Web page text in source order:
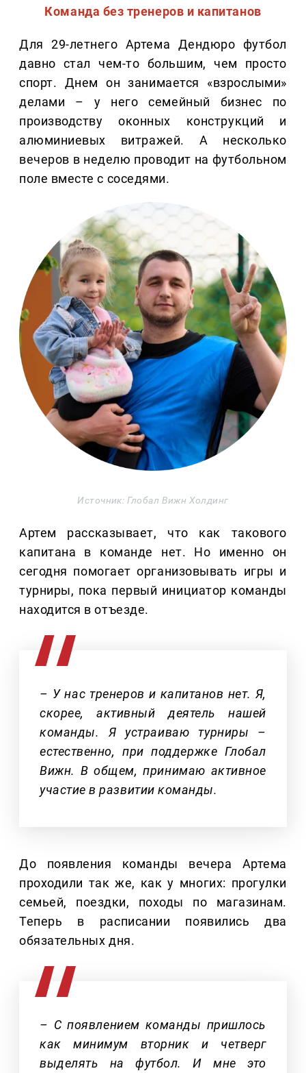
Команда без тренеров и капитанов
Для 29-летнего Артема Дендюро футбол
давно стал чем-то большим, чем просто
спорт. Днем он занимается «взрослыми»
делами – у него семейный бизнес по
производству оконных конструкций и
алюминиевых витражей. А несколько
вечеров в неделю проводит на футбольном
поле вместе с соседями.
Источник: Глобал Вижн Холдинг
Артем рассказывает, что как такового
капитана в команде нет. Но именно он
сегодня помогает организовывать игры и
турниры, пока первый инициатор команды
находится в отъезде.
– У нас тренеров и капитанов нет. Я,
скорее, активный деятель нашей
команды. Я устраиваю турниры –
естественно, при поддержке Глобал
Вижн. В общем, принимаю активное
участие в развитии команды.
До появления команды вечера Артема
проходили так же, как у многих: прогулки
семьей, поездки, походы по магазинам.
Теперь в расписании появились два
обязательных дня.
– С появлением команды пришлось
как минимум вторник и четверг
выделять на футбол. И мне это